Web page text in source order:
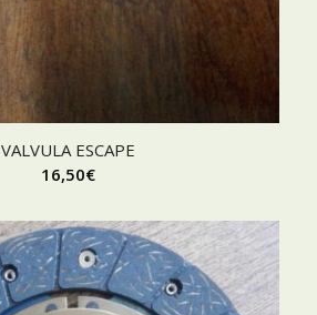
VALVULA ESCAPE
16,50€